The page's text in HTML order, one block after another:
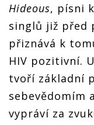
Hideous, písni
singlů již před
přiznává k
HIV pozitivní.
tvoří základní
sebevědomím
vypráví za